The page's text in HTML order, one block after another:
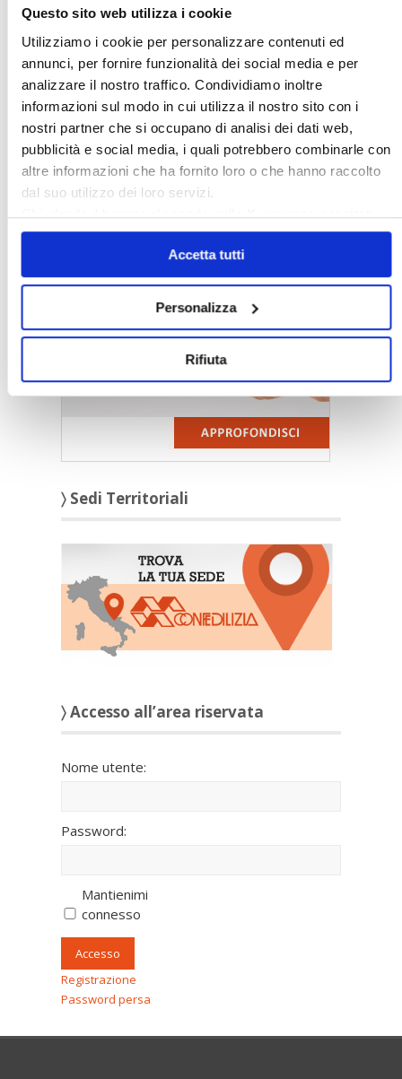
Questo sito web utilizza i cookie
Utilizziamo i cookie per personalizzare contenuti ed
annunci, per fornire funzionalità dei social media e per
analizzare il nostro traffico. Condividiamo inoltre
informazioni sul modo in cui utilizza il nostro sito con i
nostri partner che si occupano di analisi dei dati web,
pubblicità e social media, i quali potrebbero combinarle con
altre informazioni che ha fornito loro o che hanno raccolto
dal suo utilizzo dei loro servizi.
Chiudendo il banner cliccando sullaXverranno accettati
solo i cookie necessari.
Accetta tutti
Personalizza
Rifiuta
〉 5 ragioni per aderire a Confedilizia
〉 Sedi Territoriali
〉 Accesso all’area riservata
Nome utente:
Password:
Mantienimi
connesso
Accesso
Registrazione
Password persa